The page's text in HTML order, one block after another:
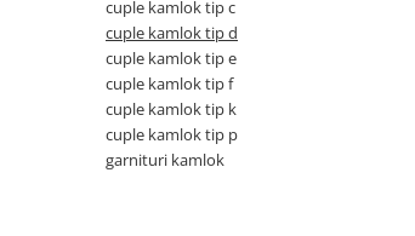
cuple kamlok tip c
cuple kamlok tip d
cuple kamlok tip e
cuple kamlok tip f
cuple kamlok tip k
cuple kamlok tip p
garnituri kamlok